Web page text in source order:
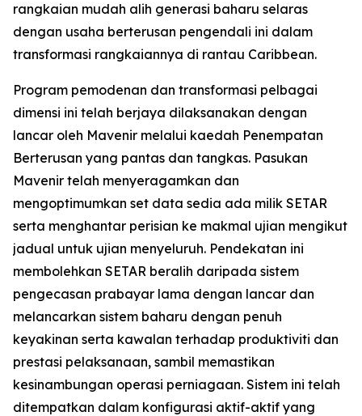
rangkaian mudah alih generasi baharu selaras
dengan usaha berterusan pengendali ini dalam
transformasi rangkaiannya di rantau Caribbean.
Program pemodenan dan transformasi pelbagai
dimensi ini telah berjaya dilaksanakan dengan
lancar oleh Mavenir melalui kaedah Penempatan
Berterusan yang pantas dan tangkas. Pasukan
Mavenir telah menyeragamkan dan
mengoptimumkan set data sedia ada milik SETAR
serta menghantar perisian ke makmal ujian mengikut
jadual untuk ujian menyeluruh. Pendekatan ini
membolehkan SETAR beralih daripada sistem
pengecasan prabayar lama dengan lancar dan
melancarkan sistem baharu dengan penuh
keyakinan serta kawalan terhadap produktiviti dan
prestasi pelaksanaan, sambil memastikan
kesinambungan operasi perniagaan. Sistem ini telah
ditempatkan dalam konfigurasi aktif-aktif yang